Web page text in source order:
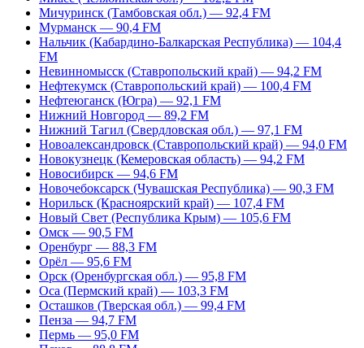
Мичуринск (Тамбовская обл.) — 92,4 FM
Мурманск — 90,4 FM
Нальчик (Кабардино-Балкарская Республика) — 104,4
FM
Невинномысск (Ставропольский край) — 94,2 FM
Нефтекумск (Ставропольский край) — 100,4 FM
Нефтеюганск (Югра) — 92,1 FM
Нижний Новгород — 89,2 FM
Нижний Тагил (Свердловская обл.) — 97,1 FM
Новоалександровск (Ставропольский край) — 94,0 FM
Новокузнецк (Кемеровская область) — 94,2 FM
Новосибирск — 94,6 FM
Новочебоксарск (Чувашская Республика) — 90,3 FM
Норильск (Красноярский край) — 107,4 FM
Новый Свет (Республика Крым) — 105,6 FM
Омск — 90,5 FM
Оренбург — 88,3 FM
Орёл — 95,6 FM
Орск (Оренбургская обл.) — 95,8 FM
Оса (Пермский край) — 103,3 FM
Осташков (Тверская обл.) — 99,4 FM
Пенза — 94,7 FM
Пермь — 95,0 FM